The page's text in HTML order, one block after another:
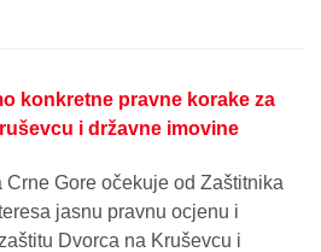
konkretne pravne korake za
i državne imovine
Gore očekuje od Zaštitnika
jasnu pravnu ocjenu i
Dvorca na Kruševcu i